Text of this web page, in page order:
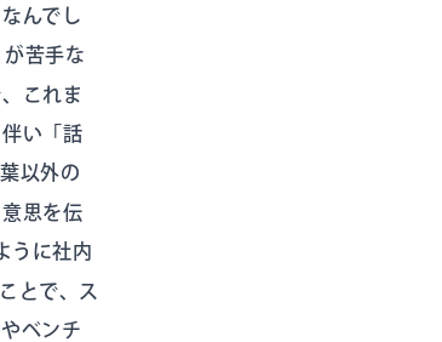
んでし
苦手な
これま
い「話
以外の
思を伝
うに社内
とで、ス
ベンチ